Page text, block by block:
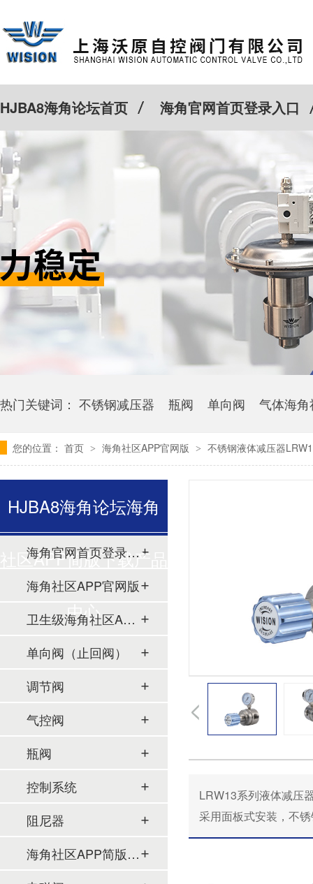
HJBA8海角论坛首页 海角官网首页登录入口
特殊定制 客户案例 Cv计算器
热门关键词： 不锈钢减压器 瓶阀 单向阀 气体海
您的位置： 首页 > 海角社区APP官网版 > 不锈钢液体减压器
LRW13系列液体减压器
采用面板式安装，不
HJBA8海角论坛海角
社区APP简版下载产品
中心
海角官网首页登录入口
海角社区APP官网版
卫生级海角社区APP简版下载
单向阀（止回阀）
调节阀
气控阀
瓶阀
控制系统
阻尼器
海角社区APP简版下载及管件